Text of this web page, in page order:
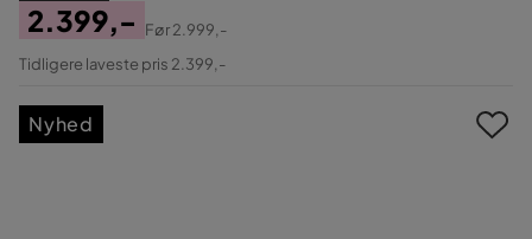
Pris
2.399,-
Original
Før2.999,-
Tidligere laveste pris 2.399,-
Nyhed